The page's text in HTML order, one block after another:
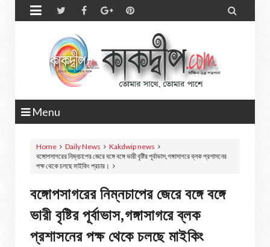
 
Menu
Home Daily News
Kakdwip news
বঙ্গোপসাগরের নিম্নচাপের জেরে বঙ্গে বঙ্গে ভারী বৃষ্টির পূর্বাভাস,গঙ্গাসাগরে ব্লক প্রশাসনের
পক্ষ থেকে চলছে মাইকিং প্রচার।
বঙ্গোপসাগরের নিম্নচাপের জেরে বঙ্গে বঙ্গে
ভারী বৃষ্টির পূর্বাভাস,গঙ্গাসাগরে ব্লক
প্রশাসনের পক্ষ থেকে চলছে মাইকিং